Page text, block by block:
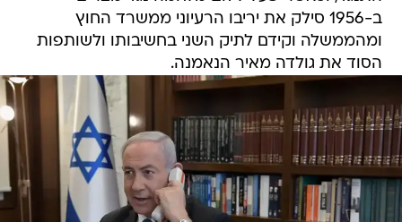
ב-1956 סילק את יריבו הרעיוני ממשרד החוץ
ומהממשלה וקידם לתיק השני בחשיבותו ולשותפות
הסוד את גולדה מאיר הנאמנה.